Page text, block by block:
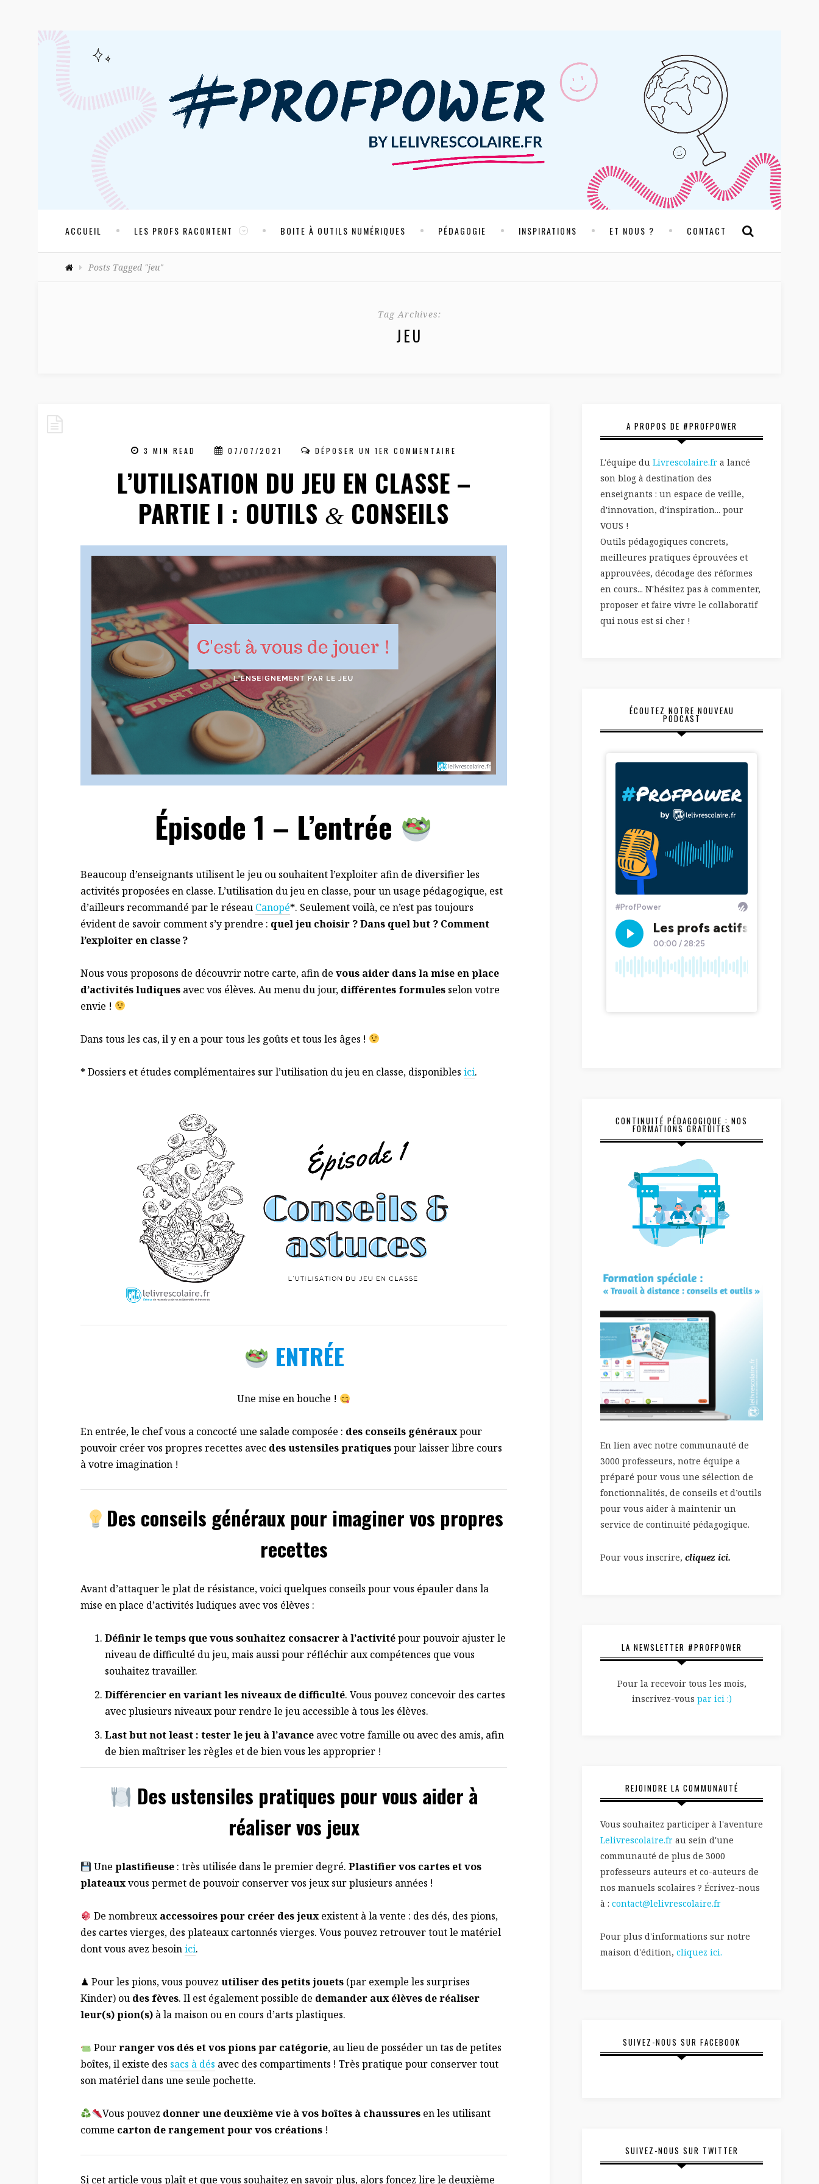
ACCUEIL LES PROFS RACONTENT BOITE À OUTILS NUMÉRIQUES PÉDAGOGIE INSPIRATIONS ET NOUS ? CONTACT
Posts Tagged "jeu"
Tag Archives:
JEU
3 MIN READ 07/07/2021 DÉPOSER UN 1ER COMMENTAIRE
L’UTILISATION DU JEU EN CLASSE –
PARTIE I : OUTILS & CONSEILS
Épisode 1 – L’entrée
Beaucoup d’enseignants utilisent le jeu ou souhaitent l’exploiter afin de diversifier les
activités proposées en classe. L’utilisation du jeu en classe, pour un usage pédagogique, est
d’ailleurs recommandé par le réseau Canopé*. Seulement voilà, ce n’est pas toujours
évident de savoir comment s’y prendre : quel jeu choisir ? Dans quel but ? Comment
l’exploiter en classe ?
Nous vous proposons de découvrir notre carte, afin de vous aider dans la mise en place
d’activités ludiques avec vos élèves. Au menu du jour, différentes formules selon votre
envie !
Dans tous les cas, il y en a pour tous les goûts et tous les âges !
*Dossiers et études complémentaires sur l’utilisation du jeu en classe, disponibles ici.
ENTRÉE
Une mise en bouche !
En entrée, le chef vous a concocté une salade composée : des conseils générauxpour
pouvoir créer vos propres recettes avec des ustensiles pratiquespour laisser libre cours
à votre imagination !
Des conseils généraux pour imaginer vos propres
recettes
Avant d’attaquer le plat de résistance, voici quelques conseils pour vous épauler dans la
mise en place d’activités ludiques avec vos élèves :
Définir le temps que vous souhaitez consacrer à l’activitépour pouvoir ajuster le
niveau de difficulté du jeu, mais aussi pour réfléchir aux compétences que vous
souhaitez travailler.
Différencier en variant les niveaux de difficulté. Vous pouvez concevoir des cartes
avec plusieurs niveaux pour rendre le jeu accessible à tous les élèves.
Last but not least : tester le jeu à l’avance avec votre famille ou avec des amis, afin
de bien maîtriser les règles et de bien vous les approprier !
Des ustensiles pratiques pour vous aider à
réaliser vos jeux
Uneplastifieuse : très utilisée dans le premier degré.Plastifier vos cartes et vos
plateauxvous permet de pouvoir conserver vos jeux sur plusieurs années !
De nombreuxaccessoires pour créer des jeuxexistent à la vente : des dés, des pions,
des cartes vierges, des plateaux cartonnés vierges. Vous pouvez retrouver tout le matériel
dont vous avez besoinici.
♟ Pour les pions, vous pouvez utiliser des petits jouets (par exemple les surprises
Kinder) ou des fèves. Il est également possible de demander aux élèves de réaliser
leur(s) pion(s) à la maison ou en cours d’arts plastiques.
Pourranger vos dés et vos pions par catégorie, au lieu de posséder un tas de petites
boîtes, il existe des sacs à dés avec des compartiments ! Très pratique pour conserver tout
son matériel dans une seule pochette.
Vous pouvez donner une deuxième vie à vos boîtes à chaussures en les utilisant
comme carton de rangement pour vos créations !
Si cet article vous plaît et que vous souhaitez en savoir plus, alors foncez lire le deuxième
A PROPOS DE #PROFPOWER
L'équipe du Livrescolaire.fr a lancé
son blog à destination des
enseignants : un espace de veille,
d'innovation, d'inspiration... pour
VOUS !
Outils pédagogiques concrets,
meilleures pratiques éprouvées et
approuvées, décodage des réformes
en cours... N'hésitez pas à commenter,
proposer et faire vivre le collaboratif
qui nous est si cher !
ÉCOUTEZ NOTRE NOUVEAU
PODCAST
CONTINUITÉ PÉDAGOGIQUE : NOS
FORMATIONS GRATUITES
En lien avec notre communauté de
3000 professeurs, notre équipe a
préparé pour vous une sélection de
fonctionnalités, de conseils et d’outils
pour vous aider à maintenir un
service de continuité pédagogique.
Pour vous inscrire, cliquez ici.
LA NEWSLETTER #PROFPOWER
Pour la recevoir tous les mois,
inscrivez-vous par ici :)
REJOINDRE LA COMMUNAUTÉ
Vous souhaitez participer à l'aventure
Lelivrescolaire.fr au sein d'une
communauté de plus de 3000
professeurs auteurs et co-auteurs de
nos manuels scolaires ? Écrivez-nous
à : contact@lelivrescolaire.fr
Pour plus d'informations sur notre
maison d'édition, cliquez ici.
SUIVEZ-NOUS SUR FACEBOOK
SUIVEZ-NOUS SUR TWITTER